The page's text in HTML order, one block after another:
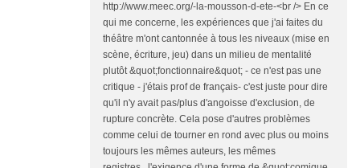
http://www.meec.org/-la-mousson-d-ete-<br /> En ce
qui me concerne, les expériences que j'ai faites du
théâtre m'ont cantonnée à tous les niveaux (mise en
scène, écriture, jeu) dans un milieu de mentalité
plutôt &quot;fonctionnaire&quot; - ce n'est pas une
critique - j'étais prof de français- c'est juste pour dire
qu'il n'y avait pas/plus d'angoisse d'exclusion, de
rupture concrète. Cela pose d'autres problèmes
comme celui de tourner en rond avec plus ou moins
toujours les mêmes auteurs, les mêmes